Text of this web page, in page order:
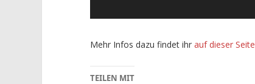
Mehr Infos dazu findet ihrauf dieser Seite
TEILEN MIT